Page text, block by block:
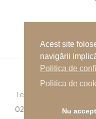
Telefon
0262-215334
Acest site
navigării
Politica de
Politica de
Nu accept